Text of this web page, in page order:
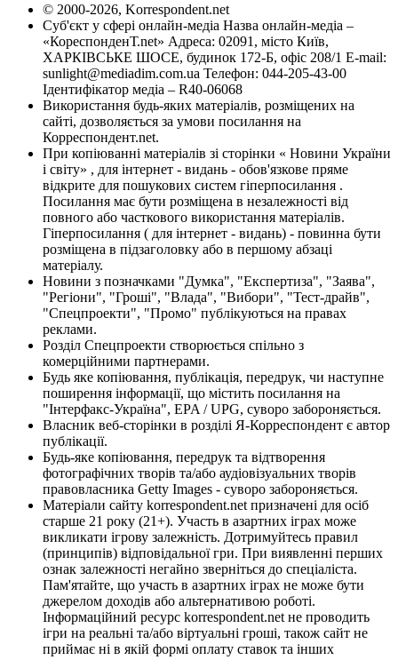
© 2000-2026, Korrespondent.net
Суб'єкт у сфері онлайн-медіа Назва онлайн-медіа –
«КореспонденТ.net» Адреса: 02091, місто Київ,
ХАРКІВСЬКЕ ШОСЕ, будинок 172-Б, офіс 208/1 E-mail:
sunlight@mediadim.com.ua Телефон: 044-205-43-00
Ідентифікатор медіа – R40-06068
Використання будь-яких матеріалів, розміщених на
сайті, дозволяється за умови посилання на
Корреспондент.net.
При копіюванні матеріалів зі сторінки « Новини України
і світу» , для інтернет - видань - обов'язкове пряме
відкрите для пошукових систем гіперпосилання .
Посилання має бути розміщена в незалежності від
повного або часткового використання матеріалів.
Гіперпосилання ( для інтернет - видань) - повинна бути
розміщена в підзаголовку або в першому абзаці
матеріалу.
Новини з позначками "Думка", "Експертиза", "Заява",
"Регіони", "Гроші", "Влада", "Вибори", "Тест-драйв",
"Спецпроекти", "Промо" публікуються на правах
реклами.
Розділ Спецпроекти створюється спільно з
комерційними партнерами.
Будь яке копіювання, публікація, передрук, чи наступне
поширення інформації, що містить посилання на
"Інтерфакс-Україна", EPA / UPG, суворо забороняється.
Власник веб-сторінки в розділі Я-Корреспондент є автор
публікації.
Будь-яке копіювання, передрук та відтворення
фотографічних творів та/або аудіовізуальних творів
правовласника Getty Images - суворо забороняється.
Матеріали сайту korrespondent.net призначені для осіб
старше 21 року (21+). Участь в азартних іграх може
викликати ігрову залежність. Дотримуйтесь правил
(принципів) відповідальної гри. При виявленні перших
ознак залежності негайно зверніться до спеціаліста.
Пам'ятайте, що участь в азартних іграх не може бути
джерелом доходів або альтернативою роботі.
Інформаційний ресурс korrespondent.net не проводить
ігри на реальні та/або віртуальні гроші, також сайт не
приймає ні в якій формі оплату ставок та інших